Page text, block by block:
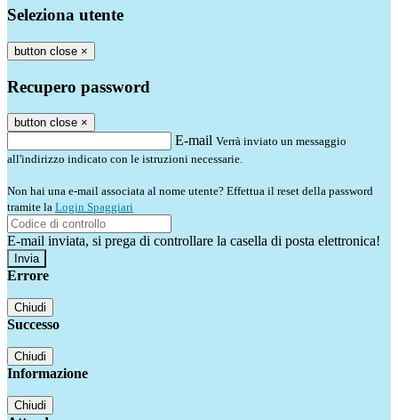
Seleziona utente
button close ×
Recupero password
button close ×
E-mail Verrà inviato un messaggio
all'indirizzo indicato con le istruzioni necessarie.
Non hai una e-mail associata al nome utente? Effettua il reset della password
tramite la Login Spaggiari
E-mail inviata, si prega di controllare la casella di posta elettronica!
Errore
Chiudi
Successo
Chiudi
Informazione
Chiudi